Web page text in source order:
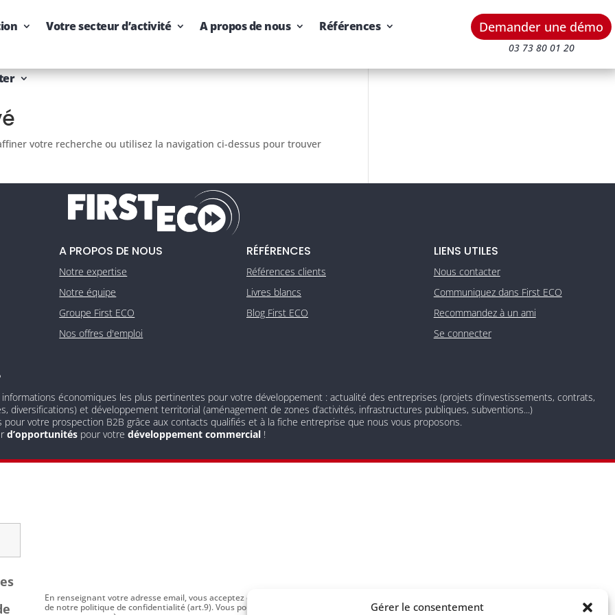
Gérer le consentement
Votre secteur d’activité A propos de nous Références Demander une démo
03 73 80 01 20
votre recherche ou utilisez la navigation ci-dessus pour trouver
A PROPOS DE NOUS
Notre expertise
Notre équipe
Groupe First ECO
Nos offres d'emploi
RÉFÉRENCES
Références clients
Livres blancs
Blog First ECO
LIENS UTILES
Nous contacter
Communiquez dans First ECO
Recommandez à un ami
Se connecter
économiques les plus pertinentes pour votre développement : actualité des entreprises (projets d’investissements, contrats,
diversifications) et développement territorial (aménagement de zones d’activités, infrastructures publiques, subventions...)
votre prospection B2B grâce aux contacts qualifiés et à la fiche entreprise que nous vous proposons.
d’opportunités pour votre développement commercial !
En renseignant votre adresse email, vous acceptez de recevoir par newsletter nos derniers articles de blog et prenez connaissance
de notre politique de confidentialité (art.9). Vous pouvez vous désinscrire à tout moment à l’aide des liens de désinscription ou en